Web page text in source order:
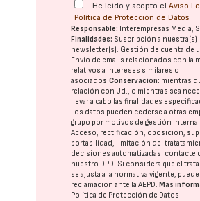
He leído y acepto elAviso
Política de Protección de Datos
Responsable: Interempresas Media,
Finalidades: Suscripción a nuestra(s)
newsletter(s). Gestión de cuenta de
Envío de emails relacionados con la
relativos a intereses similares o
asociados.Conservación: mientras
relación con Ud., o mientras sea
llevar a cabo las finalidades
Los datos pueden cederse a otras
grupo por motivos de gestión interna.
Acceso, rectificación, oposición,
portabilidad, limitación del
decisiones automatizadas: contacte
nuestro DPD. Si considera que el
se ajusta a la normativa vigente,
reclamación ante laAEPD. Más
Política de Protección de Datos